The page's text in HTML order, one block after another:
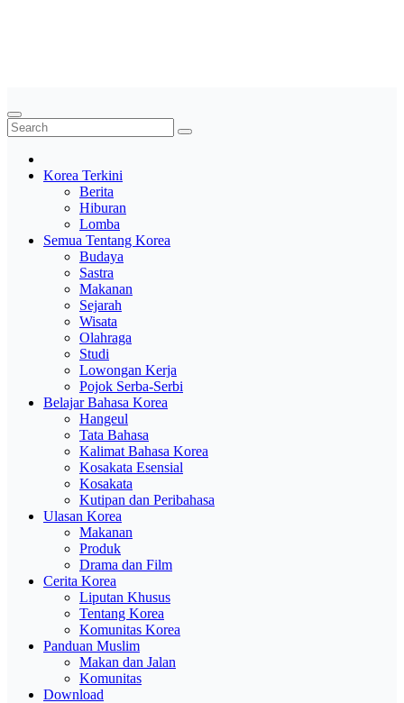
Korea Terkini
Berita
Hiburan
Lomba
Semua Tentang Korea
Budaya
Sastra
Makanan
Sejarah
Wisata
Olahraga
Studi
Lowongan Kerja
Pojok Serba-Serbi
Belajar Bahasa Korea
Hangeul
Tata Bahasa
Kalimat Bahasa Korea
Kosakata Esensial
Kosakata
Kutipan dan Peribahasa
Ulasan Korea
Makanan
Produk
Drama dan Film
Cerita Korea
Liputan Khusus
Tentang Korea
Komunitas Korea
Panduan Muslim
Makan dan Jalan
Komunitas
Download